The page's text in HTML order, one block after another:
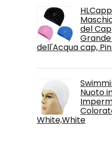
del
dell'Acqua cap,
Nuoto
White,White